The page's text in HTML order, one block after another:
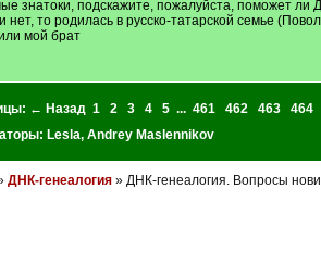
знатоки, подскажите, пожалуйста, поможет ли
нет, то родилась в русско-татарской семье
мой брат
← Назад 1 2 3 4 5 ... 461 462 463 464
Lesla, Andrey Maslennikov
ДНК-генеалогия» ДНК-генеалогия. Вопросы